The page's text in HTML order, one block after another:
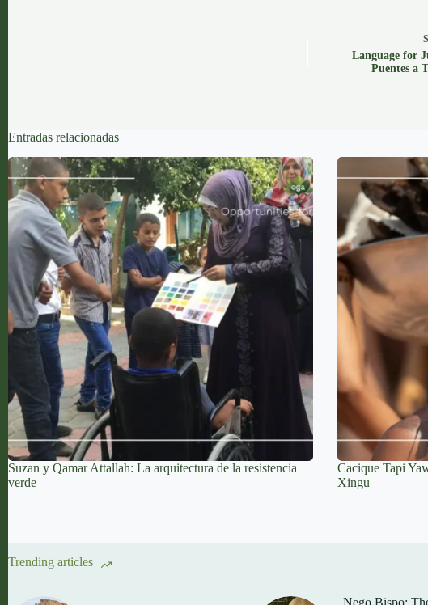
Language for
Puentes a
Entradas relacionadas
Suzan y Qamar Attallah: La arquitectura de la resistencia
verde
Cacique Tapi
Xingu
Trending articles